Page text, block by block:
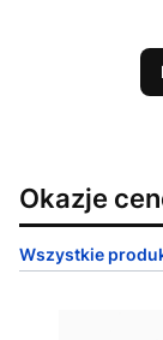
Okazje
Wszystkie